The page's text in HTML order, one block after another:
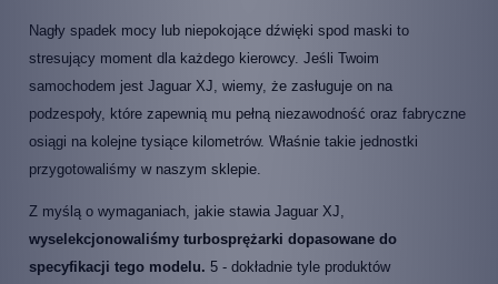
Nagły spadek mocy lub niepokojące dźwięki spod maski to
stresujący moment dla każdego kierowcy. Jeśli Twoim
samochodem jest Jaguar XJ, wiemy, że zasługuje on na
podzespoły, które zapewnią mu pełną niezawodność oraz fabryczne
osiągi na kolejne tysiące kilometrów. Właśnie takie jednostki
przygotowaliśmy w naszym sklepie.
Z myślą o wymaganiach, jakie stawia Jaguar XJ,
wyselekcjonowaliśmy turbosprężarki dopasowane do
specyfikacji tego modelu. 5 - dokładnie tyle produktów